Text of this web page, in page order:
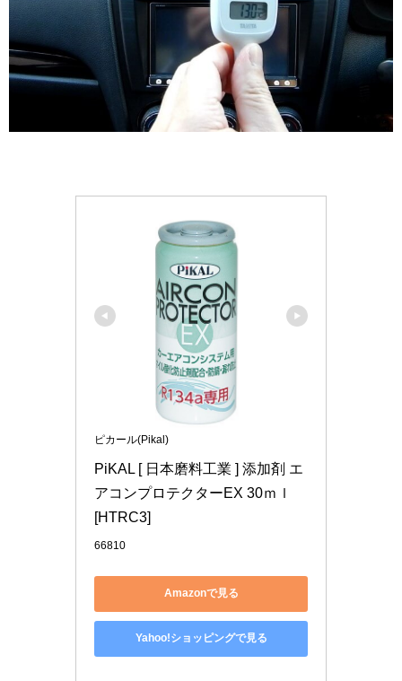
ピカール(Pikal)
PiKAL [ 日本磨料工業 ] 添加剤 エ
アコンプロテクターEX 30ｍｌ
[HTRC3]
66810
Amazonで見る
Yahoo!ショッピングで見る